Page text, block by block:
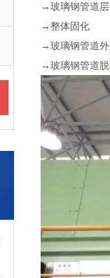
→玻璃钢管道
→整体固化
→玻璃钢管道
→玻璃钢管道